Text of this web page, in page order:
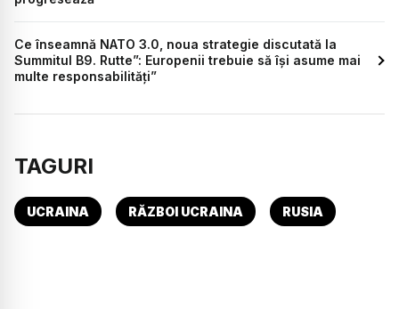
Ce înseamnă NATO 3.0, noua strategie discutată la
Summitul B9. Rutte”: Europenii trebuie să își asume mai
multe responsabilități”
TAGURI
UCRAINA RĂZBOI UCRAINA RUSIA